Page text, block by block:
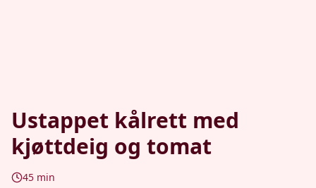
Ustappet kålrett med
kjøttdeig og tomat
45 min